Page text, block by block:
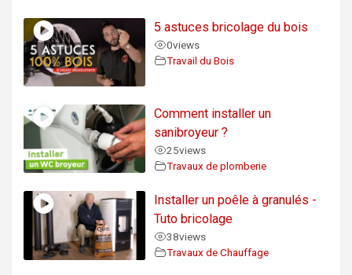
5 astuces bricolage du bois
0views
Travail du Bois
Comment installer un
sanibroyeur ?
25views
Travaux de plomberie
Installer un poêle à granulés -
Tuto bricolage
38views
Travaux de Chauffage